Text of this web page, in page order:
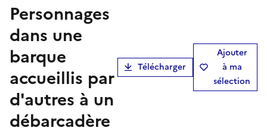
Personnages
dans une
barque
accueillis par
d'autres à un
débarcadère
Télécharger
Ajouter
à ma
sélection